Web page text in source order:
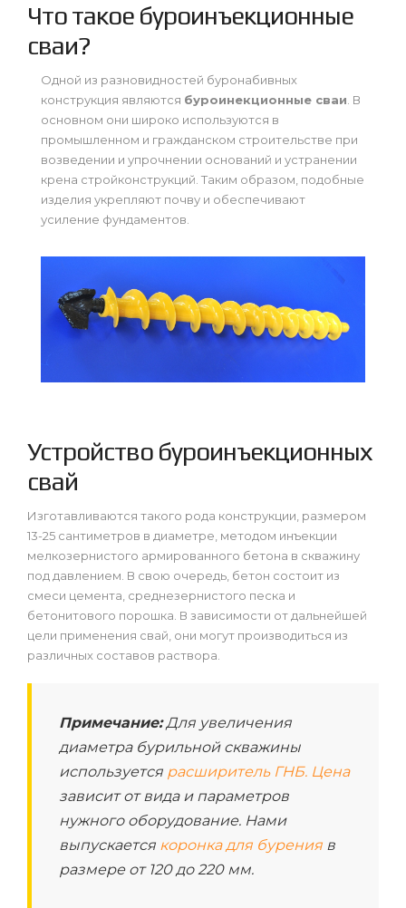
Что такое буроинъекционные
сваи?
Одной из разновидностей буронабивных
конструкция являются буроинекционные сваи. В
основном они широко используются в
промышленном и гражданском строительстве при
возведении и упрочнении оснований и устранении
крена стройконструкций. Таким образом, подобные
изделия укрепляют почву и обеспечивают
усиление фундаментов.
Устройство буроинъекционных
свай
Изготавливаются такого рода конструкции, размером
13-25 сантиметров в диаметре, методом инъекции
мелкозернистого армированного бетона в скважину
под давлением. В свою очередь, бетон состоит из
смеси цемента, среднезернистого песка и
бетонитового порошка. В зависимости от дальнейшей
цели применения свай, они могут производиться из
различных составов раствора.
Примечание:Для увеличения
диаметра бурильной скважины
используется расширитель ГНБ. Цена
зависит от вида и параметров
нужного оборудование. Нами
выпускается коронка для бурения в
размере от 120 до 220 мм.